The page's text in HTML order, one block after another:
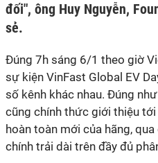
đối", ông Huy Nguyễn,
sẻ.
Đúng 7h sáng 6/1 theo giờ
sự kiện VinFast Global EV
số kênh khác nhau. Đúng
cũng chính thức giới thiệu
hoàn toàn mới của hãng,
chính trải dài trên đầy đủ